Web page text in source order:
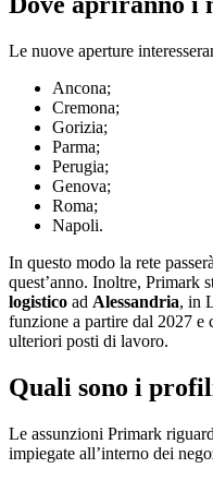
Le nuove aperture
Ancona;
Cremona;
Gorizia;
Parma;
Perugia;
Genova;
Roma;
Napoli.
In questo modo la rete
quest’anno. Inoltre, Primark
logistico ad Alessandria, in
funzione a partire dal 2027 e
ulteriori posti di lavoro.
Quali sono i
Le assunzioni Primark
impiegate all’interno dei